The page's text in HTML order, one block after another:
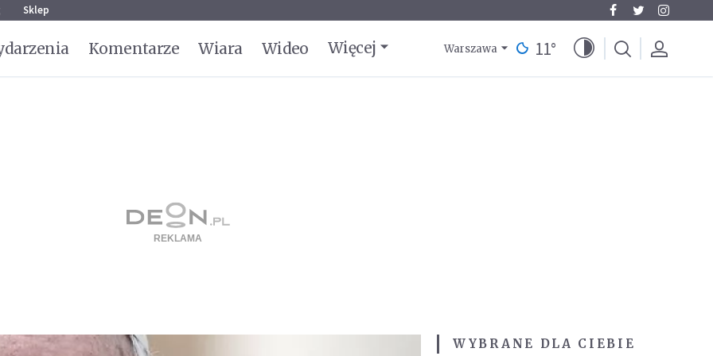
Sklep
Komentarze Wiara Wideo Więcej Warszawa 11°
WYBRANE DLA CIEBIE